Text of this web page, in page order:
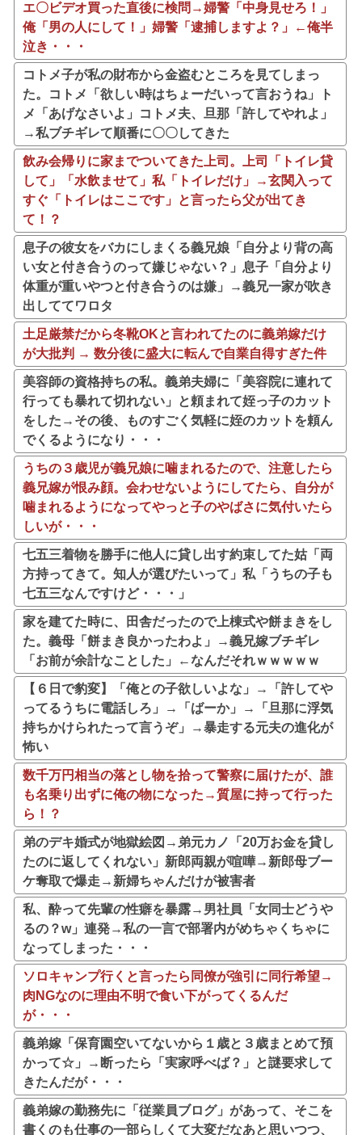
エ〇ビデオ買った直後に検問→婦警「中身見せろ！」
俺「男の人にして！」婦警「逮捕しますよ？」←俺半
泣き・・・
コトメ子が私の財布から金盗むところを見てしまっ
た。コトメ「欲しい時はちょーだいって言おうね」ト
メ「あげなさいよ」コトメ夫、旦那「許してやれよ」
→私ブチギレて順番に〇〇してきた
飲み会帰りに家までついてきた上司。上司「トイレ貸
して」「水飲ませて」私「トイレだけ」→玄関入って
すぐ「トイレはここです」と言ったら父が出てき
て！？
息子の彼女をバカにしまくる義兄娘「自分より背の高
い女と付き合うのって嫌じゃない？」息子「自分より
体重が重いやつと付き合うのは嫌」→義兄一家が吹き
出しててワロタ
土足厳禁だから冬靴OKと言われてたのに義弟嫁だけ
が大批判 → 数分後に盛大に転んで自業自得すぎた件
美容師の資格持ちの私。義弟夫婦に「美容院に連れて
行っても暴れて切れない」と頼まれて姪っ子のカット
をした→その後、ものすごく気軽に姪のカットを頼ん
でくるようになり・・・
うちの３歳児が義兄娘に噛まれるたので、注意したら
義兄嫁が恨み顔。会わせないようにしてたら、自分が
噛まれるようになってやっと子のやばさに気付いたら
しいが・・・
七五三着物を勝手に他人に貸し出す約束してた姑「両
方持ってきて。知人が選びたいって」私「うちの子も
七五三なんですけど・・・」
家を建てた時に、田舎だったので上棟式や餅まきをし
た。義母「餅まき良かったわよ」→義兄嫁ブチギレ
「お前が余計なことした」←なんだそれｗｗｗｗｗ
【６日で豹変】「俺との子欲しいよな」→「許してや
ってるうちに電話しろ」→「ばーか」→「旦那に浮気
持ちかけられたって言うぞ」→暴走する元夫の進化が
怖い
数千万円相当の落とし物を拾って警察に届けたが、誰
も名乗り出ずに俺の物になった→質屋に持って行った
ら！？
弟のデキ婚式が地獄絵図→弟元カノ「20万お金を貸し
たのに返してくれない」新郎両親が喧嘩→新郎母ブー
ケ奪取で爆走→新婦ちゃんだけが被害者
私、酔って先輩の性癖を暴露→男社員「女同士どうや
るの？w」連発→私の一言で部署内がめちゃくちゃに
なってしまった・・・
ソロキャンプ行くと言ったら同僚が強引に同行希望→
肉NGなのに理由不明で食い下がってくるんだ
が・・・
義弟嫁「保育園空いてないから１歳と３歳まとめて預
かって☆」→断ったら「実家呼べば？」と謎要求して
きたんだが・・・
義弟嫁の勤務先に「従業員ブログ」があって、そこを
書くのも仕事の一部らしくて大変だなあと思いつつ、